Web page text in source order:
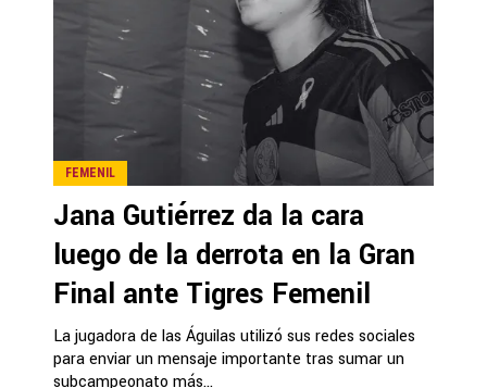
FEMENIL
Jana Gutiérrez da la cara
luego de la derrota en la Gran
Final ante Tigres Femenil
La jugadora de las Águilas utilizó sus redes sociales
para enviar un mensaje importante tras sumar un
subcampeonato más...